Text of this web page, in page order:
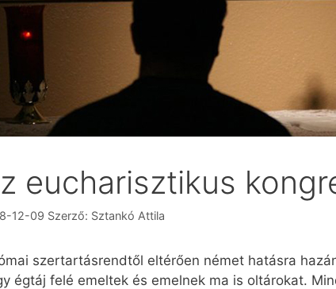
eucharisztikus
12-09 Szerző: Sztankó Attila
szertartásrendtől eltérően német hatásra
égtáj felé emeltek és emelnek ma is oltárokat.